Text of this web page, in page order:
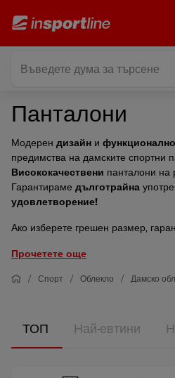
Панталони
Модерен дизайн и
предимства на дамските спортни
Висококачествени панталони на
Гарантираме дълготрайна
удовлетворение!
Ако изберете грешен размер,
Прочетете още
Спорт Облекло Дамско
ТОП Най-евтини